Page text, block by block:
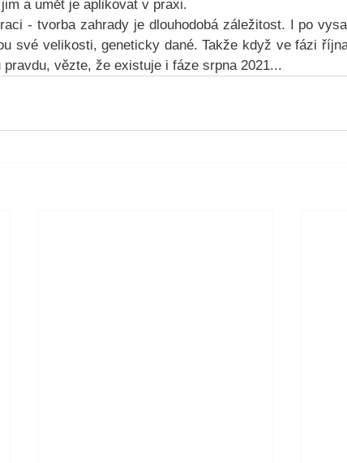
a umět je aplikovat v praxi.
- tvorba zahrady je dlouhodobá záležitost. I po
své velikosti, geneticky dané. Takže když ve fázi
vězte, že existuje i fáze srpna 2021...